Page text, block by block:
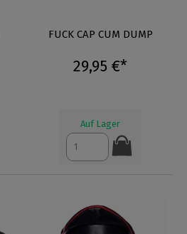
FUCK CAP CUM DUMP
29,95 €*
Auf Lager